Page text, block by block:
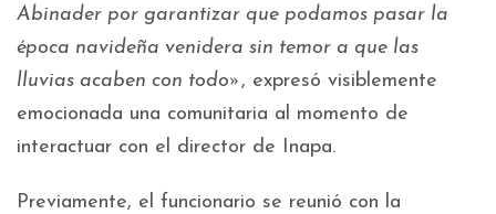
Abinader por garantizar que podamos pasar la
época navideña venidera sin temor a que las
lluvias acaben con todo», expresó visiblemente
emocionada una comunitaria al momento de
interactuar con el director de Inapa.
Previamente, el funcionario se reunió con la